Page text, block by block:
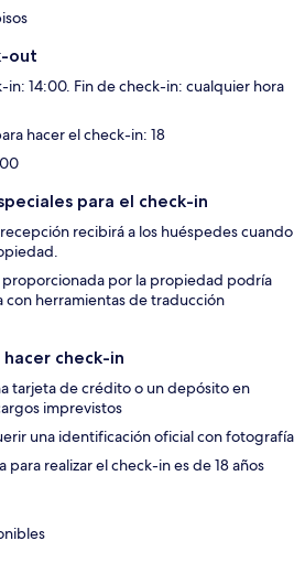
out
in: 14:00. Fin de check-in: cualquier hora
hacer el check-in: 18
para el check-in
recibirá a los huéspedes cuando
proporcionada por la propiedad podría
con herramientas de traducción
check-in
tarjeta de crédito o un depósito en
imprevistos
una identificación oficial con fotografía
para realizar el check-in es de 18 años